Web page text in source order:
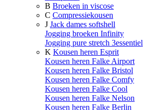
B Broeken in viscose
C Compressiekousen
J Jack dames softshell
Jogging broeken Infinity
Jogging pure stretch 3essentiel
K Kousen heren Esprit
Kousen heren Falke Airport
Kousen heren Falke Bristol
Kousen heren Falke Comfy
Kousen heren Falke Cool
Kousen heren Falke Nelson
Kousen heren Falke Berlin